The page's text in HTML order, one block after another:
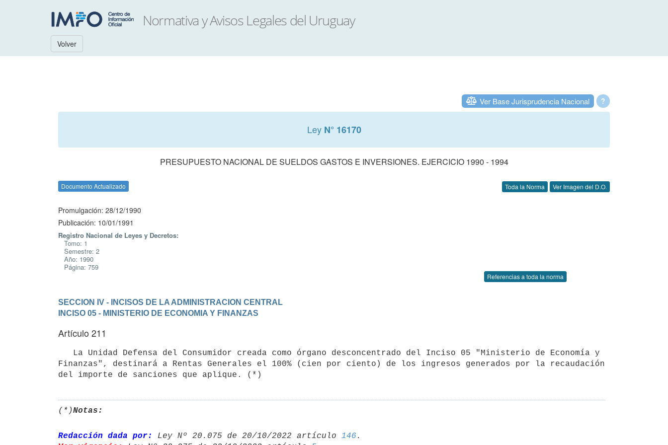
Volver
?
Ver Base Jurisprudencia Nacional
Ley N° 16170
PRESUPUESTO NACIONAL DE SUELDOS GASTOS E INVERSIONES. EJERCICIO 1990 - 1994
Documento Actualizado Toda la Norma Ver Imagen del D.O.
Promulgación: 28/12/1990
Publicación: 10/01/1991
Registro Nacional de Leyes y Decretos:
Tomo: 1
Semestre: 2
Año: 1990
Página: 759
Referencias a toda la norma
SECCION IV - INCISOS DE LA ADMINISTRACION CENTRAL
INCISO 05 - MINISTERIO DE ECONOMIA Y FINANZAS
Artículo 211
Finanzas", destinará a Rentas Generales el 100% (cien por ciento) de los ingresos generados por la recaudación
del importe de sanciones que aplique. (*)
(*)Notas:
Redacción dada por: Ley Nº 20.075 de 20/10/2022 artículo 146